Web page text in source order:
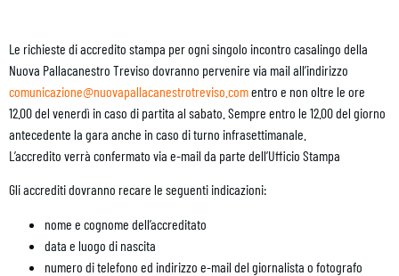
Le richieste di accredito stampa per ogni singolo incontro casalingo della
Nuova Pallacanestro Treviso dovranno pervenire via mail all’indirizzo
comunicazione@nuovapallacanestrotreviso.comentro e non oltre le ore
12.00 del venerdì in caso di partita al sabato. Sempre entro le 12.00 del giorno
antecedente la gara anche in caso di turno infrasettimanale.
L’accredito verrà confermato via e-mail da parte dell’Ufficio Stampa
Gli accrediti dovranno recare le seguenti indicazioni:
nome e cognome dell’accreditato
data e luogo di nascita
numero di telefono ed indirizzo e-mail del giornalista o fotografo